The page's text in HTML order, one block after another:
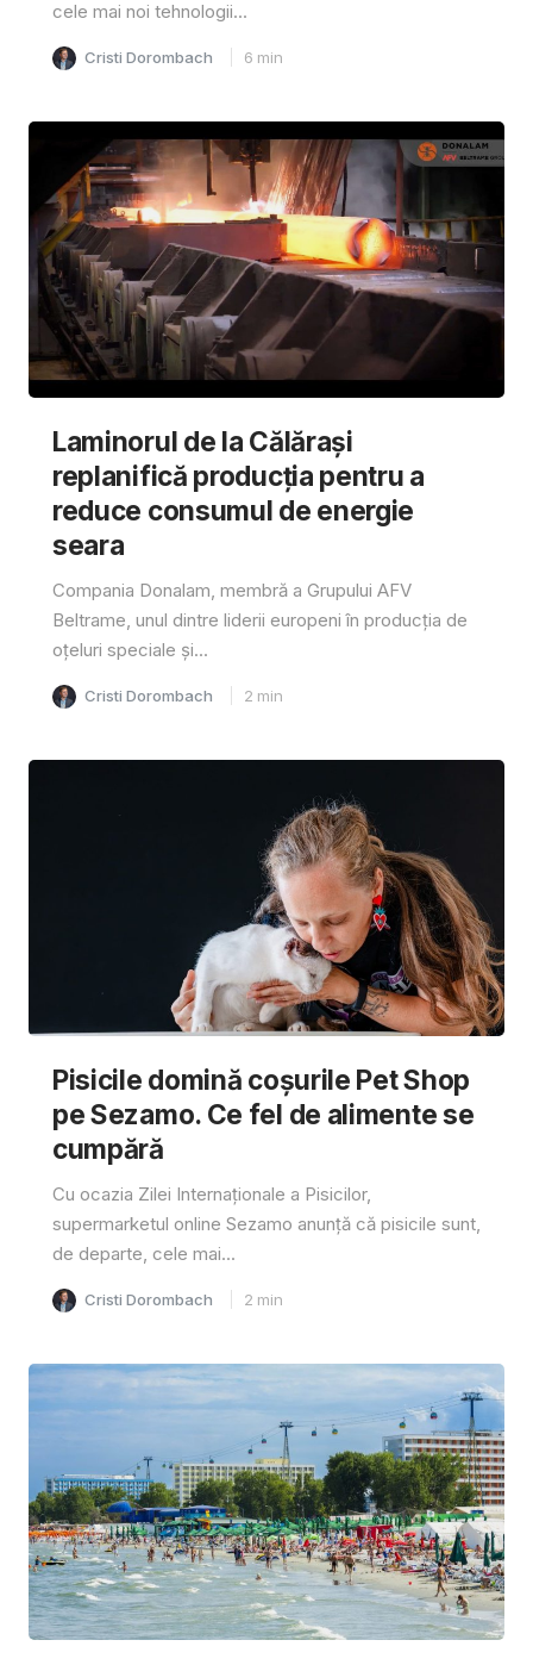
cele mai noi tehnologii...
Cristi Dorombach 6 min
Laminorul de la Călărași
replanifică producția pentru a
reduce consumul de energie
seara
Compania Donalam, membră a Grupului AFV
Beltrame, unul dintre liderii europeni în producția de
oțeluri speciale și...
Cristi Dorombach 2 min
Pisicile domină coșurile Pet Shop
pe Sezamo. Ce fel de alimente se
cumpără
Cu ocazia Zilei Internaționale a Pisicilor,
supermarketul online Sezamo anunță că pisicile sunt,
de departe, cele mai...
Cristi Dorombach 2 min